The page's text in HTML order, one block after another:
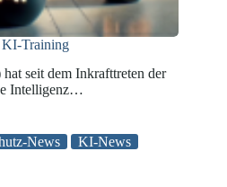
KI-Training
seit dem Inkrafttreten der
Intelligenz…
News KI-News